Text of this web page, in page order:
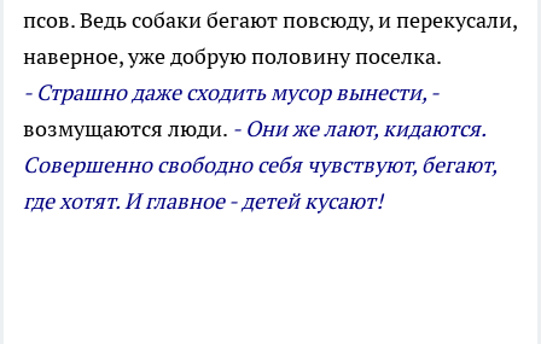
псов. Ведь собаки бегают повсюду, и перекусали,
наверное, уже добрую половину поселка.
- Страшно даже сходить мусор вынести, -
возмущаются люди. - Они же лают, кидаются.
Совершенно свободно себя чувствуют, бегают,
где хотят. И главное - детей кусают!